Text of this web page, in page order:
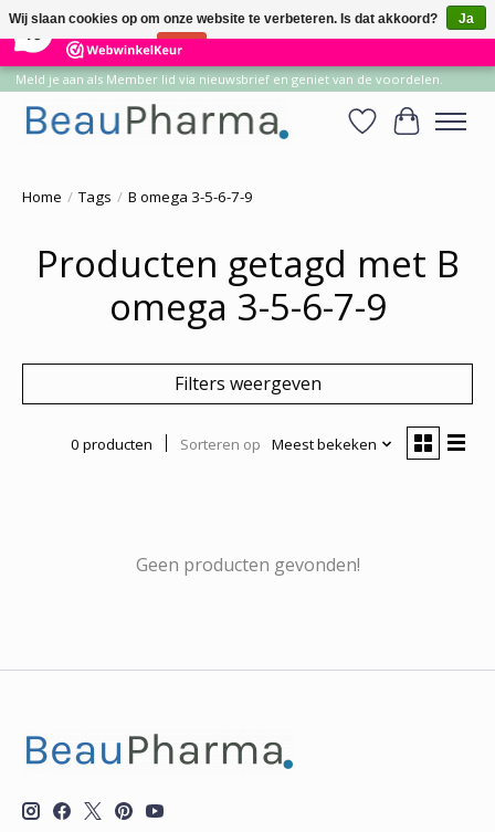
14 Reviews ×
Meld je aan als Member lid via nieuwsbrief en geniet van de voordelen.
Verlanglijst
Home / Tags / B omega 3-5-6-7-9
Producten getagd met B
omega 3-5-6-7-9
Filters weergeven
0 producten Sorteren op Meest bekeken
Geen producten gevonden!
Wij slaan cookies op om onze website te verbeteren. Is dat akkoord?
Ja
Nee